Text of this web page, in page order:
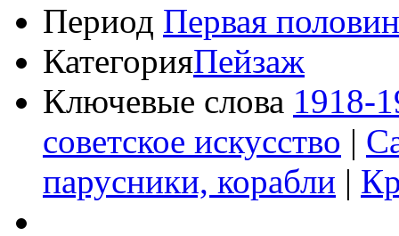
Период Первая
КатегорияПейзаж
Ключевые слова 1918-
советское искусство |
парусники, корабли |